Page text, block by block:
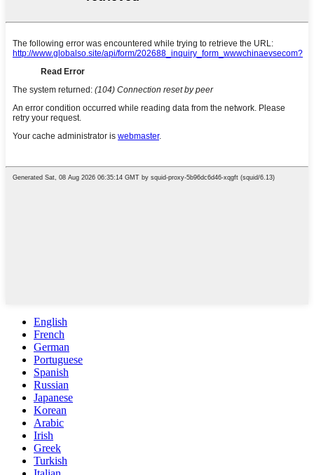
English
French
German
Portuguese
Spanish
Russian
Japanese
Korean
Arabic
Irish
Greek
Turkish